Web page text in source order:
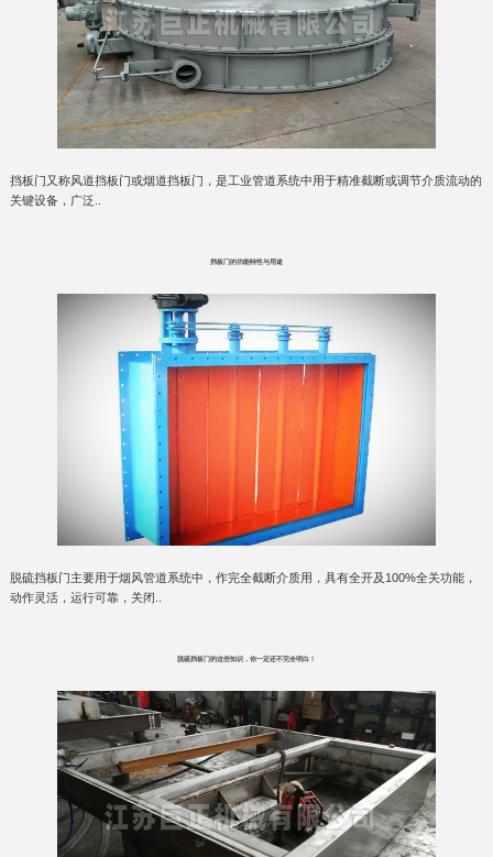
挡板门又称风道挡板门或烟道挡板门，是工业管道系统中用于​​精准截断或调节介质流动​​的
关键设备，广泛..
挡板门的功能特性与用途
脱硫挡板门主要用于烟风管道系统中，作完全截断介质用，具有全开及100%全关功能，
动作灵活，运行可靠，关闭..
脱硫挡板门的这些知识，你一定还不完全明白！